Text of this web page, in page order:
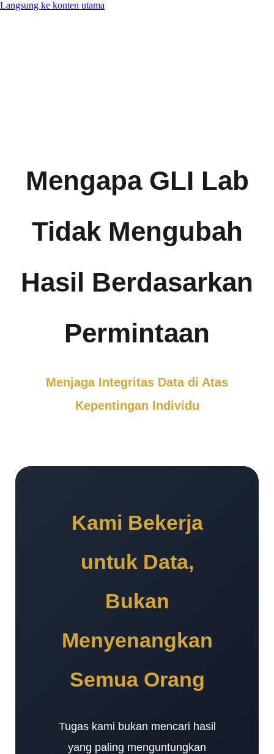
Langsung ke konten utama
Mengapa GLI Lab
Tidak Mengubah
Hasil Berdasarkan
Permintaan
Menjaga Integritas Data di Atas
Kepentingan Individu
Kami Bekerja
untuk Data,
Bukan
Menyenangkan
Semua Orang
Tugas kami bukan mencari hasil
yang paling menguntungkan